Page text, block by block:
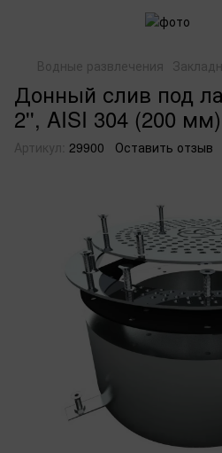
Водные развлечения
Донный слив под
2'', AISI 304 (200 мм)
Артикул: 29900 Оставить отзыв